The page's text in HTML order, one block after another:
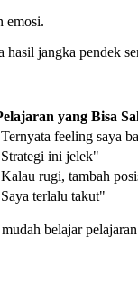
emosi.
hasil jangka pendek
yang Bisa
feeling saya
ini jelek"
rugi, tambah
terlalu takut"
belajar